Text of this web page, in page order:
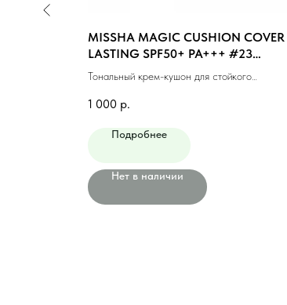
MISSHA MAGIC CUSHION COVER
LASTING SPF50+ PA+++ #23
MEDIUM BEIGE (15ml)
Тональный крем-кушон для стойкого
1 000 р.
Подробнее
Нет в наличии